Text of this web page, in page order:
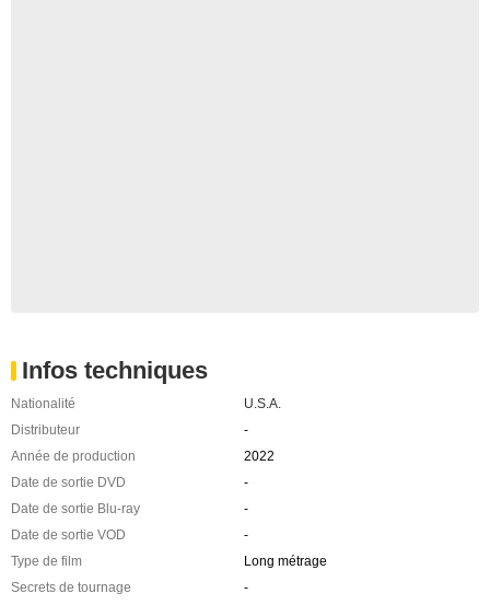
Infos techniques
Nationalité
U.S.A.
Distributeur
-
Année de production
2022
Date de sortie DVD
-
Date de sortie Blu-ray
-
Date de sortie VOD
-
Type de film
Long métrage
Secrets de tournage
-